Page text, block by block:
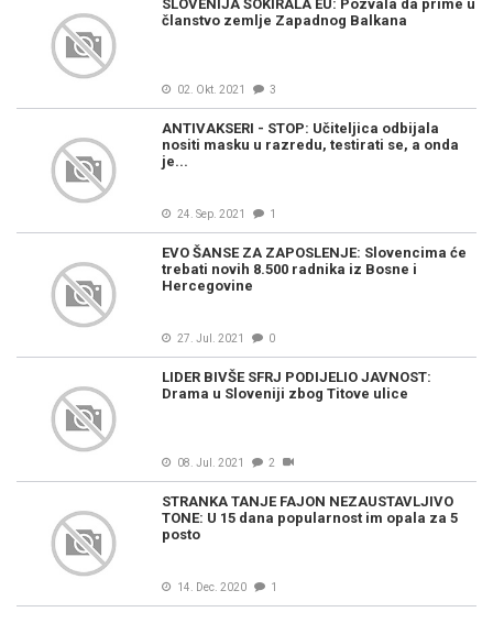
SLOVENIJA ŠOKIRALA EU: Pozvala da prime u
članstvo zemlje Zapadnog Balkana
02. Okt. 2021 3
ANTIVAKSERI - STOP: Učiteljica odbijala
nositi masku u razredu, testirati se, a onda
je...
24. Sep. 2021 1
EVO ŠANSE ZA ZAPOSLENJE: Slovencima će
trebati novih 8.500 radnika iz Bosne i
Hercegovine
27. Jul. 2021 0
LIDER BIVŠE SFRJ PODIJELIO JAVNOST:
Drama u Sloveniji zbog Titove ulice
08. Jul. 2021 2
STRANKA TANJE FAJON NEZAUSTAVLJIVO
TONE: U 15 dana popularnost im opala za 5
posto
14. Dec. 2020 1